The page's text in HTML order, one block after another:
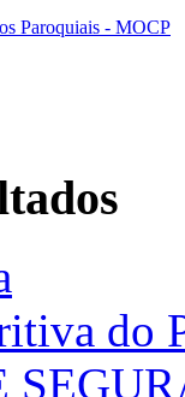
Paroquiais - MOCP
do